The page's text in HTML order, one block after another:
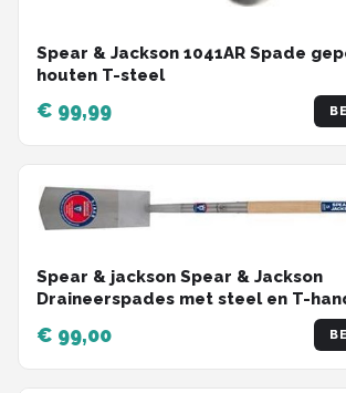
Spear & Jackson 1041AR Spade
houten T-steel
€ 99,99
Spear & jackson Spear & Jackson
Draineerspades met steel en T-
gepolijst 914mm 327 x 127 x 108mm
€ 99,00